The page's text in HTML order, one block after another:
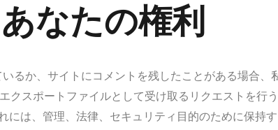
なたの権利
るか、サイトにコメントを残したことがある場合
クスポートファイルとして受け取るリクエストを行
には、管理、法律、セキュリティ目的のために保持